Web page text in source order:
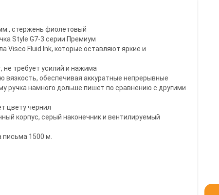
стержень фиолетовый
Style G7-3 серии Премиум
Visco Fluid Ink, которые оставляют яркие и
не требует усилий и нажима
обеспечивая аккуратные непрерывные
ручка намного дольше пишет по сравнению с другими
цвету чернил
корпус, серый наконечник и вентилируемый
1500 м.